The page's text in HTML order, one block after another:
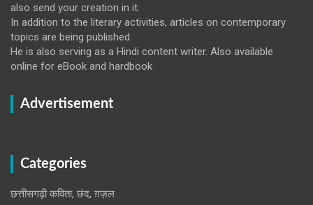
also send your creation in it.
In addition to the literary activities, articles on contemporary
topics are being published.
He is also serving as a Hindi content writer. Also available
online for eBook and hardbook
Advertisement
Categories
छत्तीसगढ़ी कविता, छंद, ग़ज़ल